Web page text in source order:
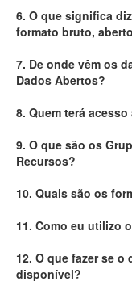
Legislação
Perguntas frequentes
Contato
6. O que significa
formato bruto,
7. De onde vêm os
Dados Abertos?
8. Quem terá
9. O que são os
Recursos?
10. Quais são os
11. Como eu utilizo
12. O que fazer se
disponível?